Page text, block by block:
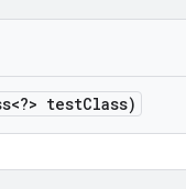
testClass)